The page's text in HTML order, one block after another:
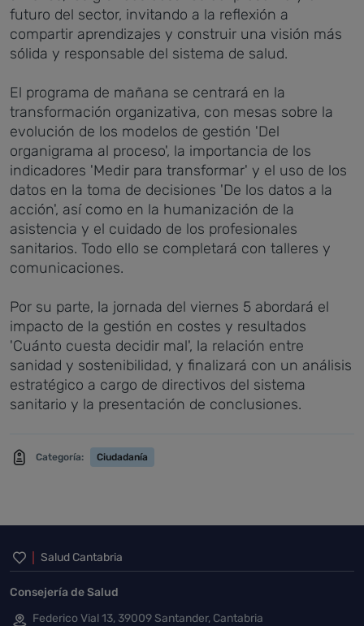
futuro del sector, invitando a la reflexión a
compartir aprendizajes y construir una visión más
sólida y responsable del sistema de salud.
El programa de mañana se centrará en la
transformación organizativa, con mesas sobre la
evolución de los modelos de gestión 'Del
organigrama al proceso', la importancia de los
indicadores 'Medir para transformar' y el uso de los
datos en la toma de decisiones 'De los datos a la
acción', así como en la humanización de la
asistencia y el cuidado de los profesionales
sanitarios. Todo ello se completará con talleres y
comunicaciones.
Por su parte, la jornada del viernes 5 abordará el
impacto de la gestión en costes y resultados
'Cuánto cuesta decidir mal', la relación entre
sanidad y sostenibilidad, y finalizará con un análisis
estratégico a cargo de directivos del sistema
sanitario y la presentación de conclusiones.
Categoría: Ciudadanía
Inicio del pie de página
Salud Cantabria
Consejería de Salud
Federico Vial 13, 39009 Santander, Cantabria